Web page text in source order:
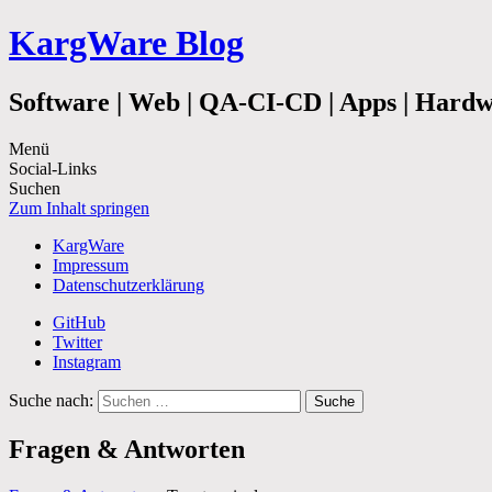
KargWare Blog
Software | Web | QA-CI-CD | Apps |
Menü
Social-Links
Suchen
Zum Inhalt springen
KargWare
Impressum
Datenschutzerklärung
GitHub
Twitter
Instagram
Suche nach:
Fragen & Antworten